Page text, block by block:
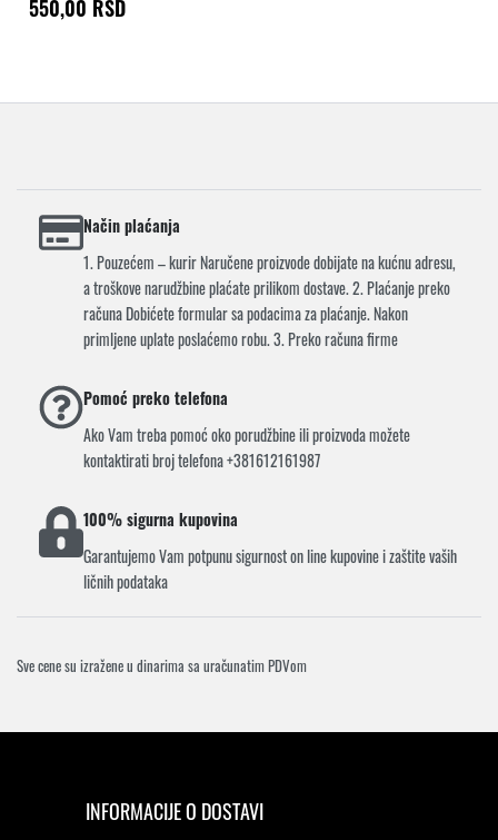
550,00 RSD
Način plaćanja
1. Pouzećem – kurir Naručene proizvode dobijate na kućnu adresu,
a troškove narudžbine plaćate prilikom dostave. 2. Plaćanje preko
računa Dobićete formular sa podacima za plaćanje. Nakon
primljene uplate poslaćemo robu. 3. Preko računa firme
Pomoć preko telefona
Ako Vam treba pomoć oko porudžbine ili proizvoda možete
kontaktirati broj telefona +381612161987
100% sigurna kupovina
Garantujemo Vam potpunu sigurnost on line kupovine i zaštite vaših
ličnih podataka
Sve cene su izražene u dinarima sa uračunatim PDVom
INFORMACIJE O DOSTAVI